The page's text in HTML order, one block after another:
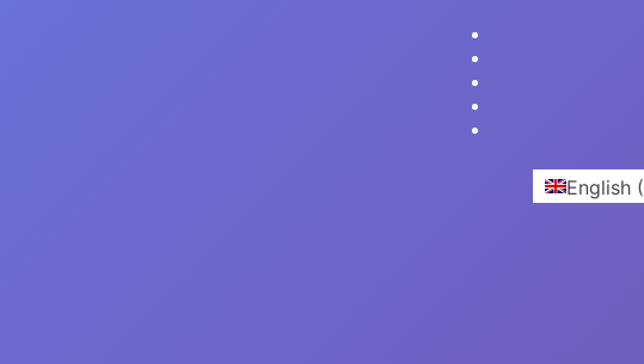
English(